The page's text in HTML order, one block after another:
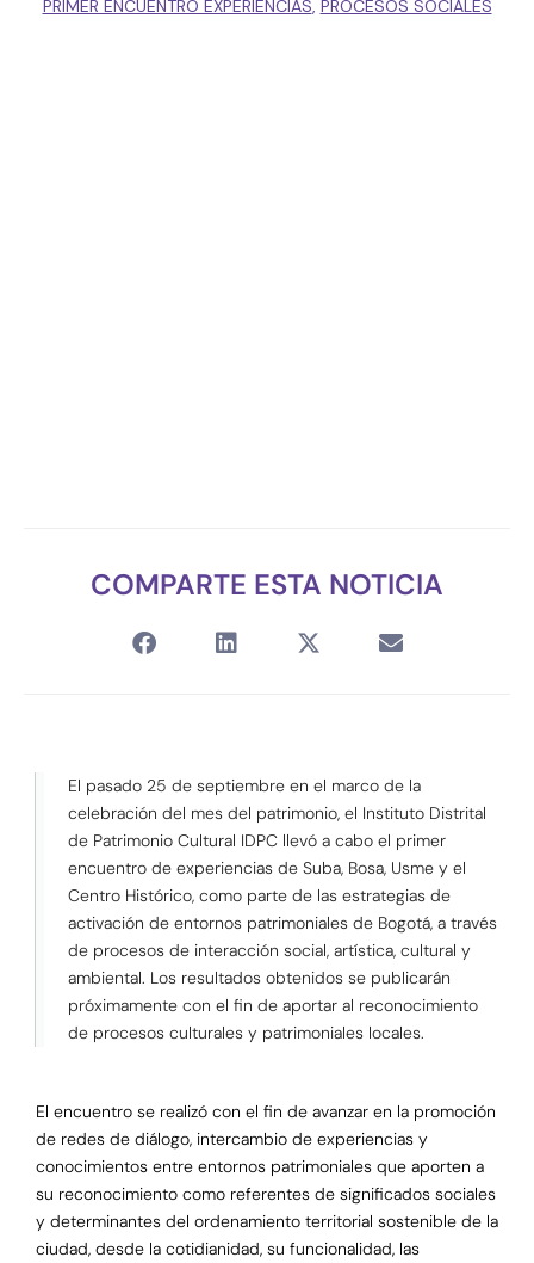
PRIMER ENCUENTRO EXPERIENCIAS, PROCESOS SOCIALES
COMPARTE ESTA NOTICIA
El pasado 25 de septiembre en el marco de la
celebración del mes del patrimonio, el Instituto Distrital
de Patrimonio Cultural IDPC llevó a cabo el primer
encuentro de experiencias de Suba, Bosa, Usme y el
Centro Histórico, como parte de las estrategias de
activación de entornos patrimoniales de Bogotá, a través
de procesos de interacción social, artística, cultural y
ambiental. Los resultados obtenidos se publicarán
próximamente con el fin de aportar al reconocimiento
de procesos culturales y patrimoniales locales.
El encuentro se realizó con el fin de avanzar en la promoción
de redes de diálogo, intercambio de experiencias y
conocimientos entre entornos patrimoniales que aporten a
su reconocimiento como referentes de significados sociales
y determinantes del ordenamiento territorial sostenible de la
ciudad, desde la cotidianidad, su funcionalidad, las